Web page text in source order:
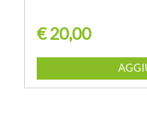
€ 20,00